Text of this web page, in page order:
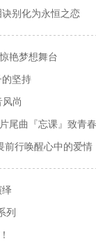
别化为永恒之恋
艳梦想舞台
的坚持
尚
尾曲『忘课』致青春
前行唤醒心中的爱情
绎
列